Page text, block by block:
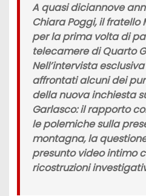
A quasi diciannove
Chiara Poggi, il
per la prima volta di
telecamere di Quarto
Nell’intervista
affrontati alcuni dei
della nuova inchiesta
Garlasco: il rapporto
le polemiche sulla
montagna, la
presunto video intimo
ricostruzioni